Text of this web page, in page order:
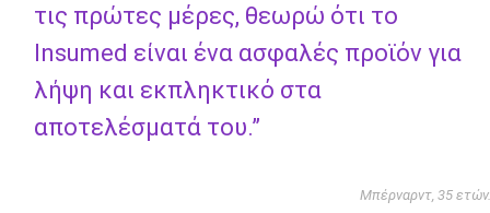
τις πρώτες μέρες, θεωρώ ότι το
Insumed είναι ένα ασφαλές προϊόν για
λήψη και εκπληκτικό στα
αποτελέσματά του.”
Μπέρναρντ, 35 ετών.